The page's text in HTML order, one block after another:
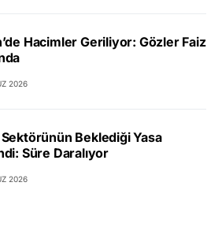
Hacimler Geriliyor: Gözler Faiz
2026
Beklediği Yasa
Süre Daralıyor
2026